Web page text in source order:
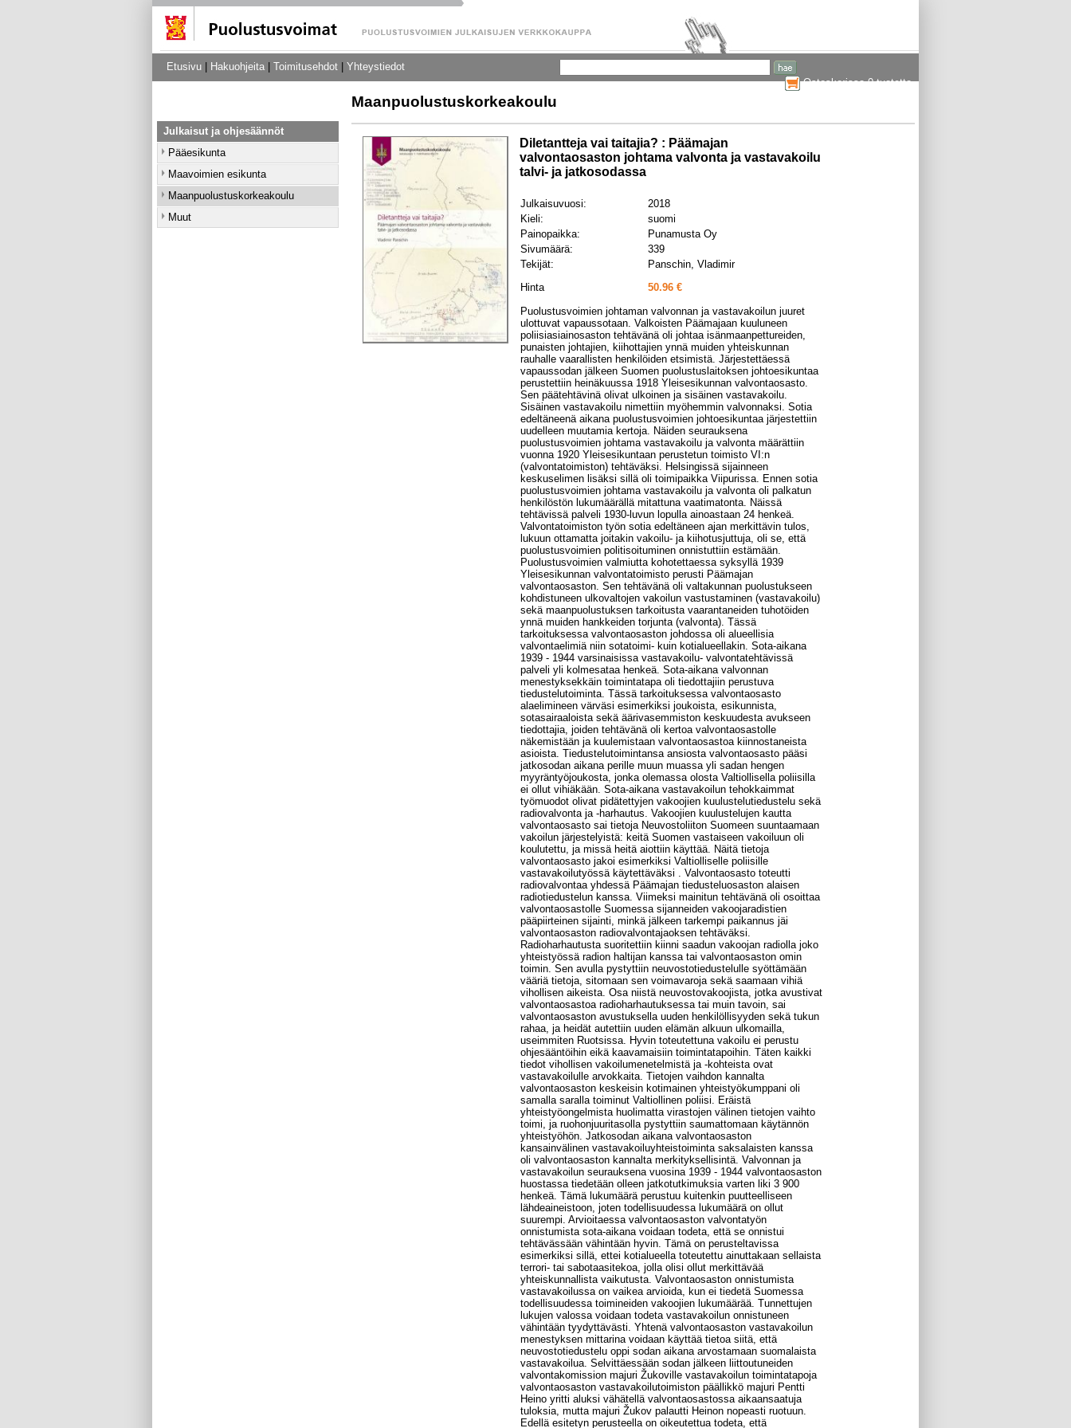
Etusivu Hakuohjeita Toimitusehdot
Yhteystiedot
Ostoskorissa 0 tuotetta
Julkaisut ja ohjesäännöt
Pääesikunta
Maavoimien esikunta
Maanpuolustuskorkeakoulu
Muut
Maanpuolustuskorkeakoulu
Diletantteja vai taitajia? : Päämajan
valvontaosaston johtama valvonta ja vastavakoilu
talvi- ja jatkosodassa
Julkaisuvuosi:
2018
Kieli:
suomi
Painopaikka:
Punamusta Oy
Sivumäärä:
339
Tekijät:
Panschin, Vladimir
Hinta
50.96 €
Puolustusvoimien johtaman valvonnan ja vastavakoilun juuret
ulottuvat vapaussotaan. Valkoisten Päämajaan kuuluneen
poliisiasiainosaston tehtävänä oli johtaa isänmaanpettureiden,
punaisten johtajien, kiihottajien ynnä muiden yhteiskunnan
rauhalle vaarallisten henkilöiden etsimistä. Järjestettäessä
vapaussodan jälkeen Suomen puolustuslaitoksen johtoesikuntaa
perustettiin heinäkuussa 1918 Yleisesikunnan valvontaosasto.
Sen päätehtävinä olivat ulkoinen ja sisäinen vastavakoilu.
Sisäinen vastavakoilu nimettiin myöhemmin valvonnaksi. Sotia
edeltäneenä aikana puolustusvoimien johtoesikuntaa järjestettiin
uudelleen muutamia kertoja. Näiden seurauksena
puolustusvoimien johtama vastavakoilu ja valvonta määrättiin
vuonna 1920 Yleisesikuntaan perustetun toimisto VI:n
(valvontatoimiston) tehtäväksi. Helsingissä sijainneen
keskuselimen lisäksi sillä oli toimipaikka Viipurissa. Ennen sotia
puolustusvoimien johtama vastavakoilu ja valvonta oli palkatun
henkilöstön lukumäärällä mitattuna vaatimatonta. Näissä
tehtävissä palveli 1930-luvun lopulla ainoastaan 24 henkeä.
Valvontatoimiston työn sotia edeltäneen ajan merkittävin tulos,
lukuun ottamatta joitakin vakoilu- ja kiihotusjuttuja, oli se, että
puolustusvoimien politisoituminen onnistuttiin estämään.
Puolustusvoimien valmiutta kohotettaessa syksyllä 1939
Yleisesikunnan valvontatoimisto perusti Päämajan
valvontaosaston. Sen tehtävänä oli valtakunnan puolustukseen
kohdistuneen ulkovaltojen vakoilun vastustaminen (vastavakoilu)
sekä maanpuolustuksen tarkoitusta vaarantaneiden tuhotöiden
ynnä muiden hankkeiden torjunta (valvonta). Tässä
tarkoituksessa valvontaosaston johdossa oli alueellisia
valvontaelimiä niin sotatoimi- kuin kotialueellakin. Sota-aikana
1939 - 1944 varsinaisissa vastavakoilu- valvontatehtävissä
palveli yli kolmesataa henkeä. Sota-aikana valvonnan
menestyksekkäin toimintatapa oli tiedottajiin perustuva
tiedustelutoiminta. Tässä tarkoituksessa valvontaosasto
alaelimineen värväsi esimerkiksi joukoista, esikunnista,
sotasairaaloista sekä äärivasemmiston keskuudesta avukseen
tiedottajia, joiden tehtävänä oli kertoa valvontaosastolle
näkemistään ja kuulemistaan valvontaosastoa kiinnostaneista
asioista. Tiedustelutoimintansa ansiosta valvontaosasto pääsi
jatkosodan aikana perille muun muassa yli sadan hengen
myyräntyöjoukosta, jonka olemassa olosta Valtiollisella poliisilla
ei ollut vihiäkään. Sota-aikana vastavakoilun tehokkaimmat
työmuodot olivat pidätettyjen vakoojien kuulustelutiedustelu sekä
radiovalvonta ja -harhautus. Vakoojien kuulustelujen kautta
valvontaosasto sai tietoja Neuvostoliiton Suomeen suuntaamaan
vakoilun järjestelyistä: keitä Suomen vastaiseen vakoiluun oli
koulutettu, ja missä heitä aiottiin käyttää. Näitä tietoja
valvontaosasto jakoi esimerkiksi Valtiolliselle poliisille
vastavakoilutyössä käytettäväksi . Valvontaosasto toteutti
radiovalvontaa yhdessä Päämajan tiedusteluosaston alaisen
radiotiedustelun kanssa. Viimeksi mainitun tehtävänä oli osoittaa
valvontaosastolle Suomessa sijanneiden vakoojaradistien
pääpiirteinen sijainti, minkä jälkeen tarkempi paikannus jäi
valvontaosaston radiovalvontajaoksen tehtäväksi.
Radioharhautusta suoritettiin kiinni saadun vakoojan radiolla joko
yhteistyössä radion haltijan kanssa tai valvontaosaston omin
toimin. Sen avulla pystyttiin neuvostotiedustelulle syöttämään
vääriä tietoja, sitomaan sen voimavaroja sekä saamaan vihiä
vihollisen aikeista. Osa niistä neuvostovakoojista, jotka avustivat
valvontaosastoa radioharhautuksessa tai muin tavoin, sai
valvontaosaston avustuksella uuden henkilöllisyyden sekä tukun
rahaa, ja heidät autettiin uuden elämän alkuun ulkomailla,
useimmiten Ruotsissa. Hyvin toteutettuna vakoilu ei perustu
ohjesääntöihin eikä kaavamaisiin toimintatapoihin. Täten kaikki
tiedot vihollisen vakoilumenetelmistä ja -kohteista ovat
vastavakoilulle arvokkaita. Tietojen vaihdon kannalta
valvontaosaston keskeisin kotimainen yhteistyökumppani oli
samalla saralla toiminut Valtiollinen poliisi. Eräistä
yhteistyöongelmista huolimatta virastojen välinen tietojen vaihto
toimi, ja ruohonjuuritasolla pystyttiin saumattomaan käytännön
yhteistyöhön. Jatkosodan aikana valvontaosaston
kansainvälinen vastavakoiluyhteistoiminta saksalaisten kanssa
oli valvontaosaston kannalta merkityksellisintä. Valvonnan ja
vastavakoilun seurauksena vuosina 1939 - 1944 valvontaosaston
huostassa tiedetään olleen jatkotutkimuksia varten liki 3 900
henkeä. Tämä lukumäärä perustuu kuitenkin puutteelliseen
lähdeaineistoon, joten todellisuudessa lukumäärä on ollut
suurempi. Arvioitaessa valvontaosaston valvontatyön
onnistumista sota-aikana voidaan todeta, että se onnistui
tehtävässään vähintään hyvin. Tämä on perusteltavissa
esimerkiksi sillä, ettei kotialueella toteutettu ainuttakaan sellaista
terrori- tai sabotaasitekoa, jolla olisi ollut merkittävää
yhteiskunnallista vaikutusta. Valvontaosaston onnistumista
vastavakoilussa on vaikea arvioida, kun ei tiedetä Suomessa
todellisuudessa toimineiden vakoojien lukumäärää. Tunnettujen
lukujen valossa voidaan todeta vastavakoilun onnistuneen
vähintään tyydyttävästi. Yhtenä valvontaosaston vastavakoilun
menestyksen mittarina voidaan käyttää tietoa siitä, että
neuvostotiedustelu oppi sodan aikana arvostamaan suomalaista
vastavakoilua. Selvittäessään sodan jälkeen liittoutuneiden
valvontakomission majuri Žukoville vastavakoilun toimintatapoja
valvontaosaston vastavakoilutoimiston päällikkö majuri Pentti
Heino yritti aluksi vähätellä valvontaosastossa aikaansaatuja
tuloksia, mutta majuri Žukov palautti Heinon nopeasti ruotuun.
Edellä esitetyn perusteella on oikeutettua todeta, että